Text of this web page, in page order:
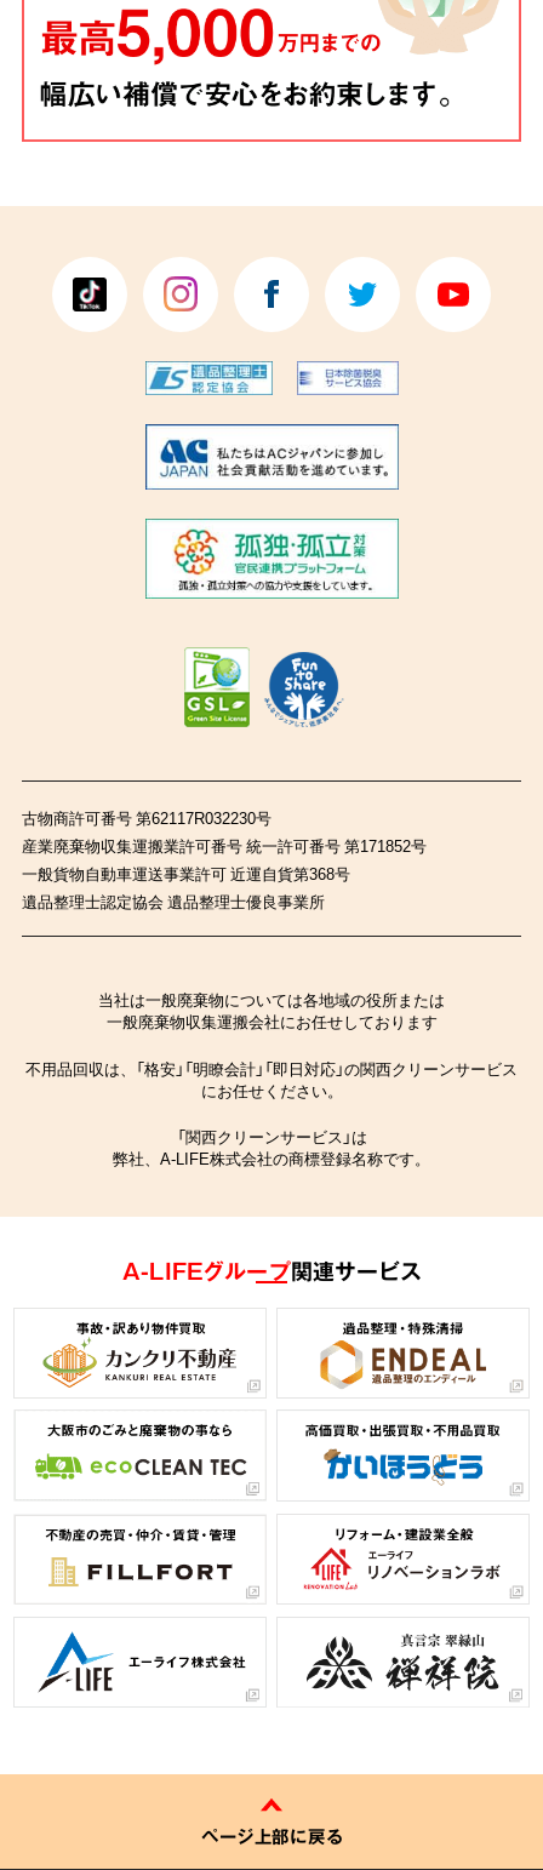
古物商許可番号 第62117R032230号
産業廃棄物収集運搬業許可番号 統一許可番号 第171852号
一般貨物自動車運送事業許可 近運自貨第368号
遺品整理士認定協会 遺品整理士優良事業所
当社は一般廃棄物については各地域の役所または
一般廃棄物収集運搬会社にお任せしております
不用品回収は、「格安」「明瞭会計」「即日対応」の関西クリーンサービス
にお任せください。
「関西クリーンサービス」は
弊社、A-LIFE株式会社の商標登録名称です。
A-LIFEグループ関連サービス
ページ上部に戻る